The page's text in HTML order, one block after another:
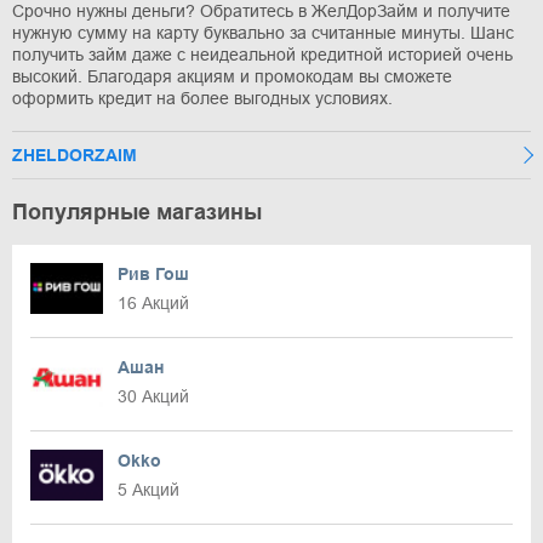
Срочно нужны деньги? Обратитесь в ЖелДорЗайм и получите
нужную сумму на карту буквально за считанные минуты. Шанс
получить займ даже с неидеальной кредитной историей очень
высокий. Благодаря акциям и промокодам вы сможете
оформить кредит на более выгодных условиях.
ZHELDORZAIM
Популярные магазины
Рив Гош
16 Акций
Ашан
30 Акций
Okko
5 Акций